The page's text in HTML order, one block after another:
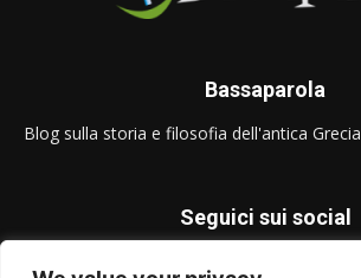
Bassaparola
Blog sulla storia e filosofia dell'antica Grecia
Seguici sui social